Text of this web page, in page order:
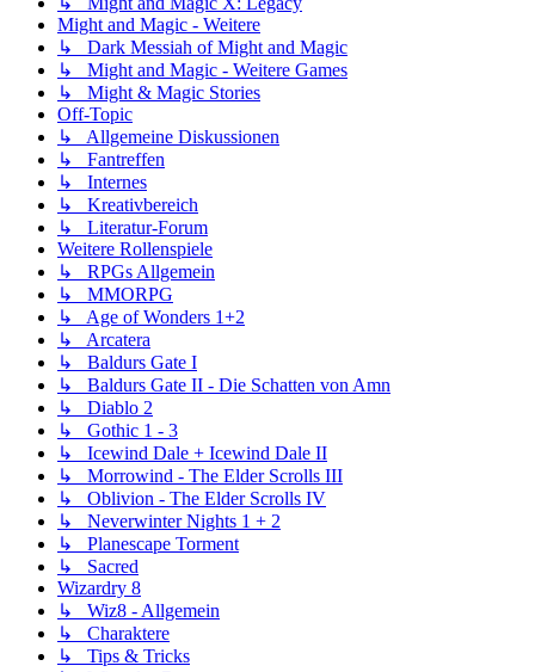
Might and Magic - Weitere
↳ Dark Messiah of Might and Magic
↳ Might and Magic - Weitere Games
↳ Might & Magic Stories
Off-Topic
↳ Allgemeine Diskussionen
↳ Fantreffen
↳ Internes
↳ Kreativbereich
↳ Literatur-Forum
Weitere Rollenspiele
↳ RPGs Allgemein
↳ MMORPG
↳ Age of Wonders 1+2
↳ Arcatera
↳ Baldurs Gate I
↳ Baldurs Gate II - Die Schatten von Amn
↳ Diablo 2
↳ Gothic 1 - 3
↳ Icewind Dale + Icewind Dale II
↳ Morrowind - The Elder Scrolls III
↳ Oblivion - The Elder Scrolls IV
↳ Neverwinter Nights 1 + 2
↳ Planescape Torment
↳ Sacred
Wizardry 8
↳ Wiz8 - Allgemein
↳ Charaktere
↳ Tips & Tricks